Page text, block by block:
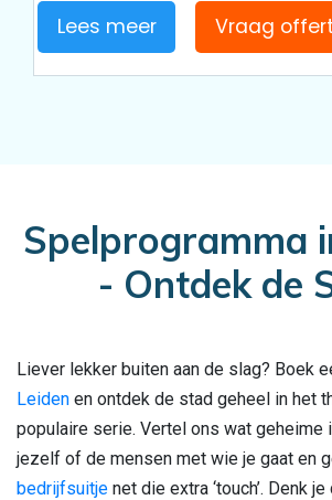
Lees meer Vraag
Spelprogramma
- Ontdek de
Liever lekker buiten aan de slag? Boek
Leiden en ontdek de stad geheel in het
populaire serie. Vertel ons wat geheime
jezelf of de mensen met wie je gaat en
bedrijfsuitje net die extra ‘touch’. Denk